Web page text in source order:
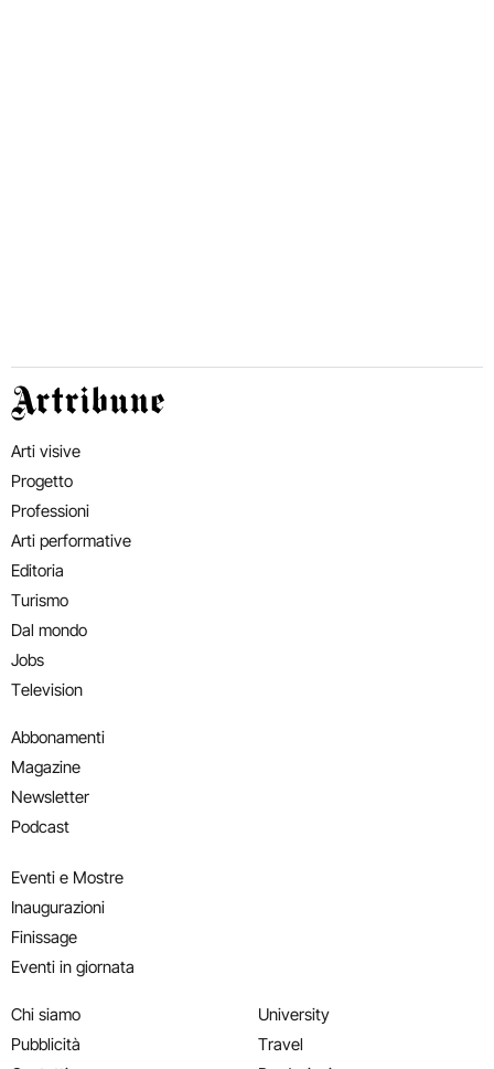
Artribune
Arti visive
Progetto
Professioni
Arti performative
Editoria
Turismo
Dal mondo
Jobs
Television
Abbonamenti
Magazine
Newsletter
Podcast
Eventi e Mostre
Inaugurazioni
Finissage
Eventi in giornata
Chi siamo
Pubblicità
University
Travel